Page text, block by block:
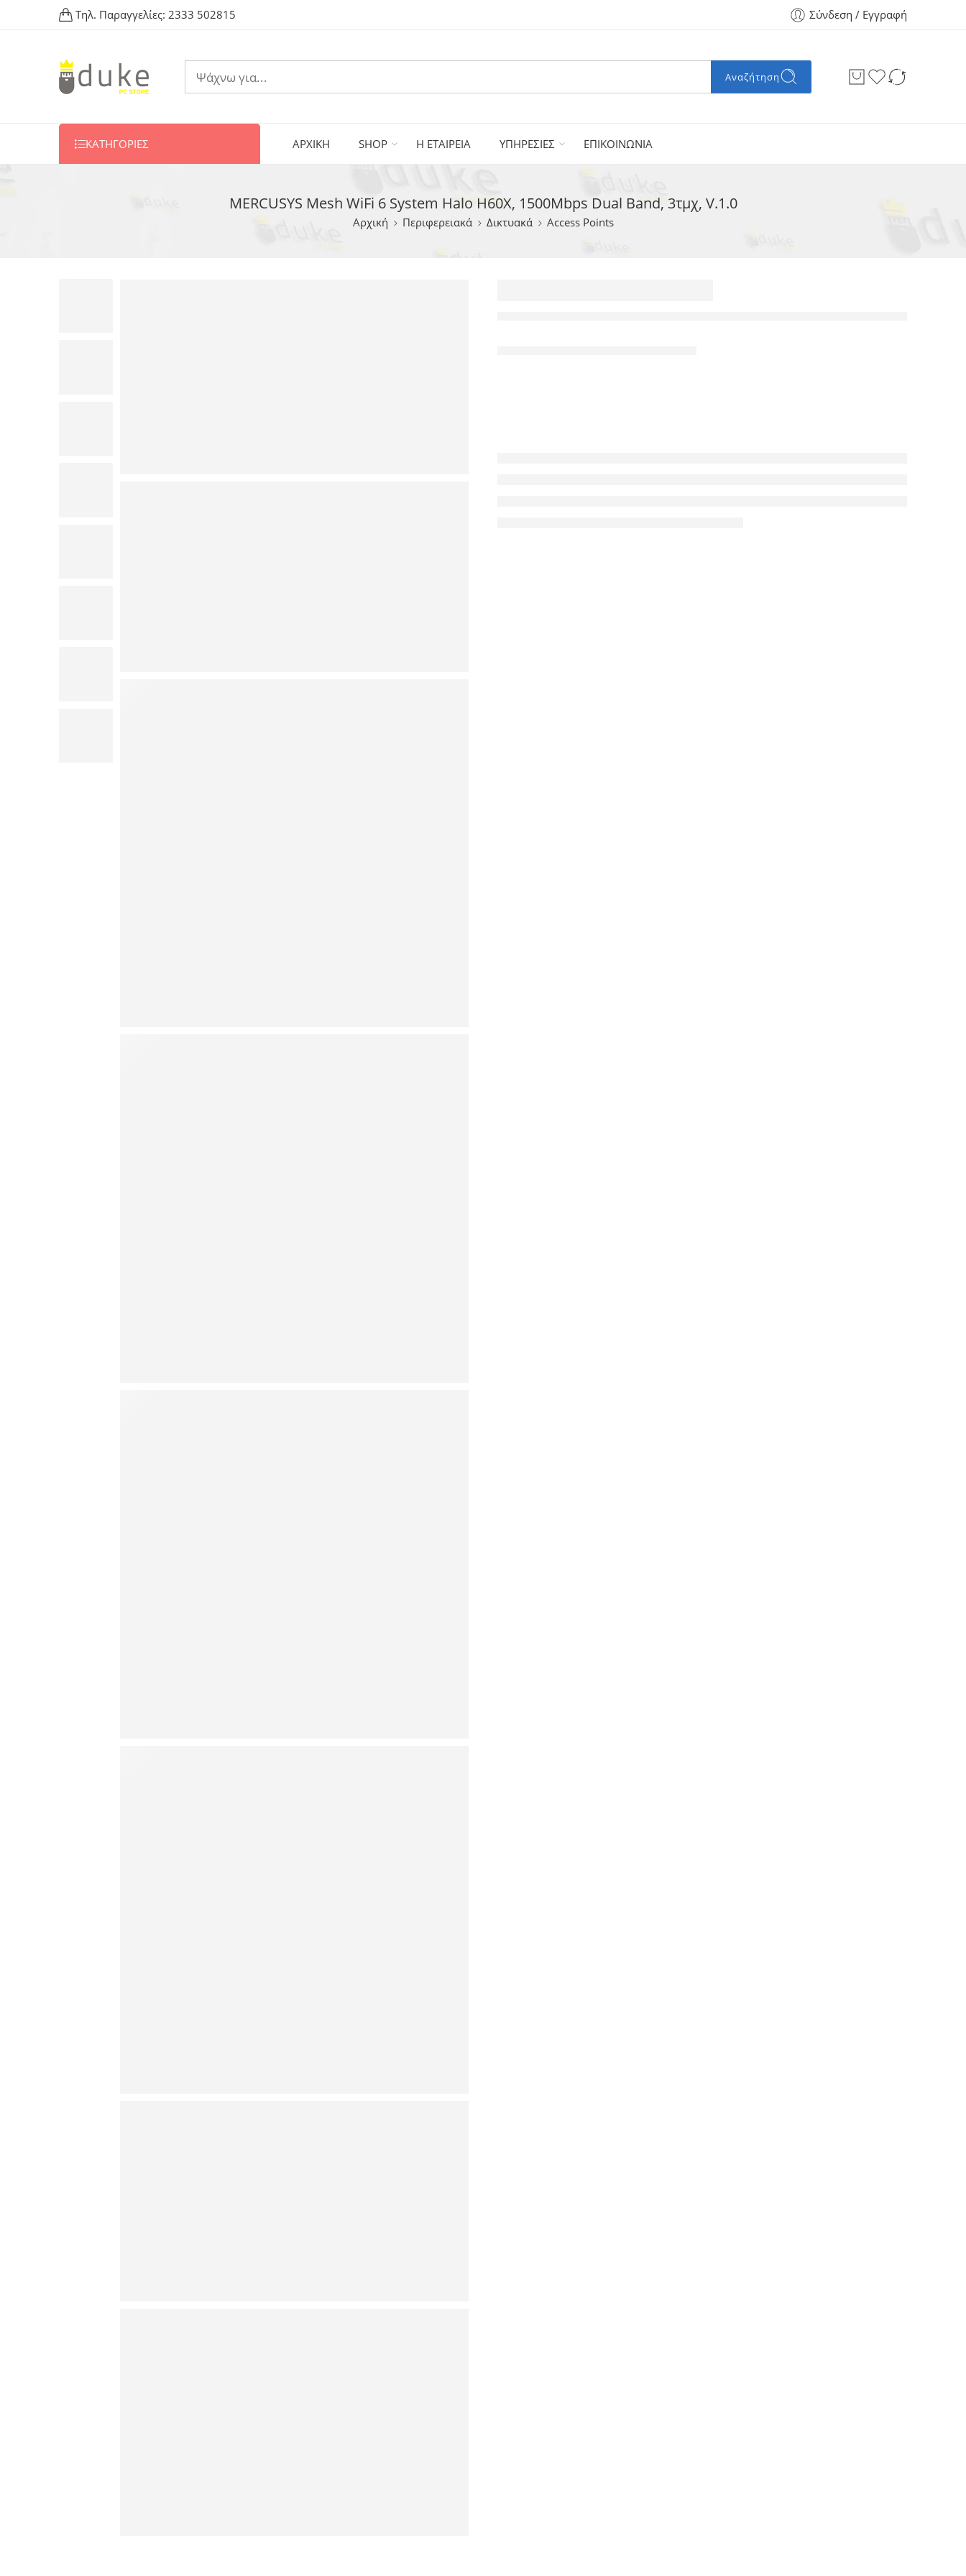
Τηλ. Παραγγελίες: 2333 502815 Σύνδεση / Εγγραφή
Αναζήτηση
ΚΑΤΗΓΟΡΙΕΣ ΑΡΧΙΚΗ SHOP Η ΕΤΑΙΡΕΙΑ ΥΠΗΡΕΣΙΕΣ ΕΠΙΚΟΙΝΩΝΙΑ
MERCUSYS Mesh WiFi 6 System Halo H60X, 1500Mbps Dual Band, 3τμχ, V.1.0
Αρχική Περιφερειακά Δικτυακά Access Points